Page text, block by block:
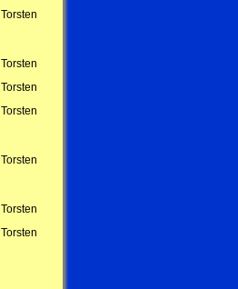
Torsten
Torsten
Torsten
Torsten
Torsten
Torsten
Torsten